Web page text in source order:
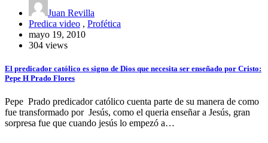
Juan Revilla
Predica video , Profética
mayo 19, 2010
304 views
El predicador católico es signo de Dios que necesita ser enseñado por Cristo:
Pepe H Prado Flores
Pepe Prado predicador católico cuenta parte de su manera de como
fue transformado por Jesús, como el queria enseñar a Jesús, gran
sorpresa fue que cuando jesús lo empezó a…